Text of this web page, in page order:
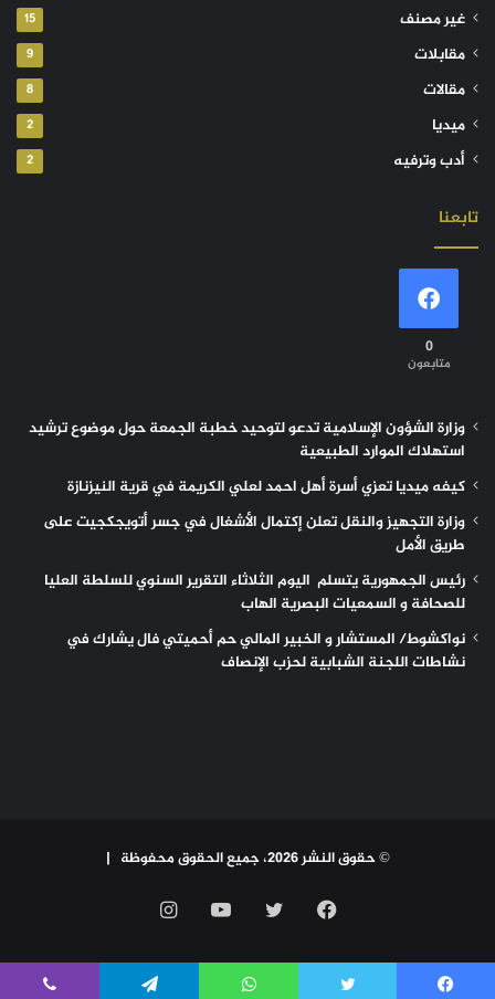
غير مصنف 15
مقابلات 9
مقالات 8
ميديا 2
أدب وترفيه 2
تابعنا
0
متابعون
وزارة الشؤون الإسلامية تدعو لتوحيد خطبة الجمعة حول موضوع ترشيد
استهلاك الموارد الطبيعية
كيفه ميديا تعزي أسرة أهل احمد لعلي الكريمة في قرية النيزنازة
وزارة التجهيز والنقل تعلن إكتمال الأشغال في جسر أتويجكجيت على
طريق الأمل
رئيس الجمهورية يتسلم اليوم الثلاثاء التقرير السنوي للسلطة العليا
للصحافة و السمعيات البصرية الهاب
نواكشوط/ المستشار و الخبير المالي حم أحميتي فال يشارك في
نشاطات اللجنة الشبابية لحزب الإنصاف
© حقوق النشر 2026، جميع الحقوق محفوظة |
فيسبوك تويتر يوتيوب